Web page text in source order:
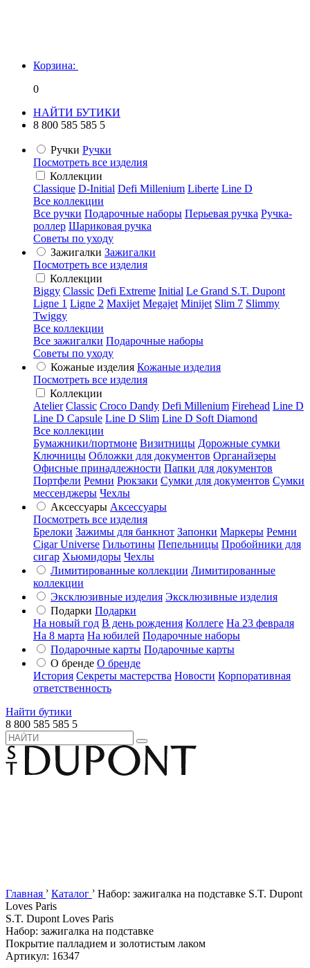
Корзина:
0
НАЙТИ БУТИКИ
8 800 585 585 5
Ручки Ручки
Посмотреть все изделия
Коллекции
Classique D-Initial Defi Millenium Liberte Line D
Все коллекции
Все ручки Подарочные наборы Перьевая ручка Ручка-
роллер Шариковая ручка
Советы по уходу
Зажигалки Зажигалки
Посмотреть все изделия
Коллекции
Biggy Classic Defi Extreme Initial Le Grand S.T. Dupont
Ligne 1 Ligne 2 Maxijet Megajet Minijet Slim 7 Slimmy
Twiggy
Все коллекции
Все зажигалки Подарочные наборы
Советы по уходу
Кожаные изделия Кожаные изделия
Посмотреть все изделия
Коллекции
Atelier Classic Croco Dandy Defi Millenium Firehead Line D
Line D Capsule Line D Slim Line D Soft Diamond
Все коллекции
Бумажники/портмоне Визитницы Дорожные сумки
Ключницы Обложки для документов Органайзеры
Офисные принадлежности Папки для документов
Портфели Ремни Рюкзаки Сумки для документов Сумки
мессенджеры Чехлы
Аксессуары Аксессуары
Посмотреть все изделия
Брелоки Зажимы для банкнот Запонки Маркеры Ремни
Cigar Universe Гильотины Пепельницы Пробойники для
сигар Хьюмидоры Чехлы
Лимитированные коллекции Лимитированные
коллекции
Эксклюзивные изделия Эксклюзивные изделия
Подарки Подарки
На новый год В день рождения Коллеге На 23 февраля
На 8 марта На юбилей Подарочные наборы
Подарочные карты Подарочные карты
О бренде О бренде
История Секреты мастерства Новости Корпоративная
ответственность
Найти бутики
8 800 585 585 5
Главная › Каталог › Набор: зажигалка на подставке S.T. Dupont
Loves Paris
S.T. Dupont Loves Paris
Набор: зажигалка на подставке
Покрытие палладием и золотистым лаком
Артикул: 16347